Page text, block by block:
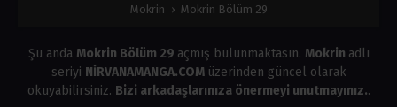
Mokrin › Mokrin Bölüm 29
Şu anda Mokrin Bölüm 29 açmış bulunmaktasın. Mokrin adlı
seriyi NİRVANAMANGA.COM üzerinden güncel olarak
okuyabilirsiniz. Bizi arkadaşlarınıza önermeyi unutmayınız..